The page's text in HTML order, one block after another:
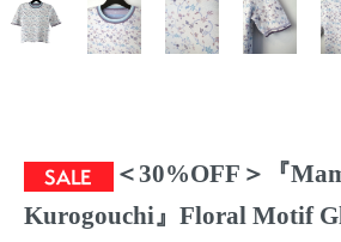
＜30%OFF＞『
Kurogouchi』Floral Motif